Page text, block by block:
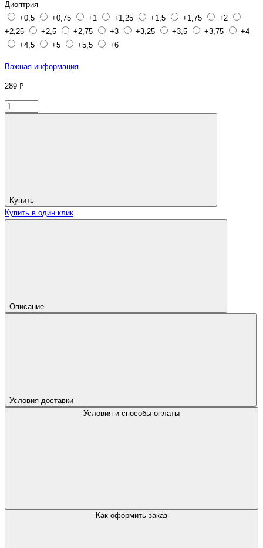
Диоптрия
+0,5
+0,75 +1 +1,25 +1,5 +1,75
+2
+2,25
+2,5 +2,75 +3 +3,25 +3,5 +3,75
+4
+4,5
+5 +5,5 +6
Важная информация
289 ₽
Купить
Купить в один клик
Описание
Условия доставки
Условия и способы оплаты
Как оформить заказ